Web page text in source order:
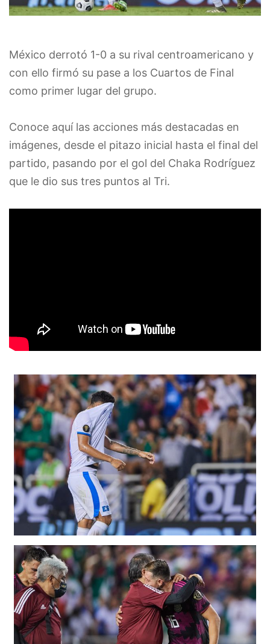
México derrotó 1-0 a su rival centroamericano y
con ello firmó su pase a los Cuartos de Final
como primer lugar del grupo.
Conoce aquí las acciones más destacadas en
imágenes, desde el pitazo inicial hasta el final del
partido, pasando por el gol del Chaka Rodríguez
que le dio sus tres puntos al Tri.